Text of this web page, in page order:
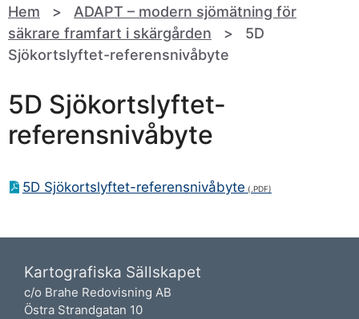
Hem > ADAPT – modern sjömätning för
säkrare framfart i skärgården > 5D
Sjökortslyftet-referensnivåbyte
5D Sjökortslyftet-
referensnivåbyte
5D Sjökortslyftet-referensnivåbyte
Kartografiska Sällskapet
c/o Brahe Redovisning AB
Östra Strandgatan 10